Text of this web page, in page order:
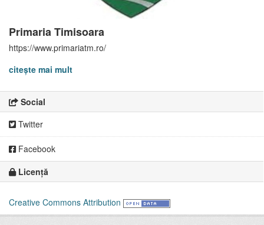
Primaria Timisoara
https://www.primariatm.ro/
citește mai mult
Social
Twitter
Facebook
Licență
Creative Commons Attribution